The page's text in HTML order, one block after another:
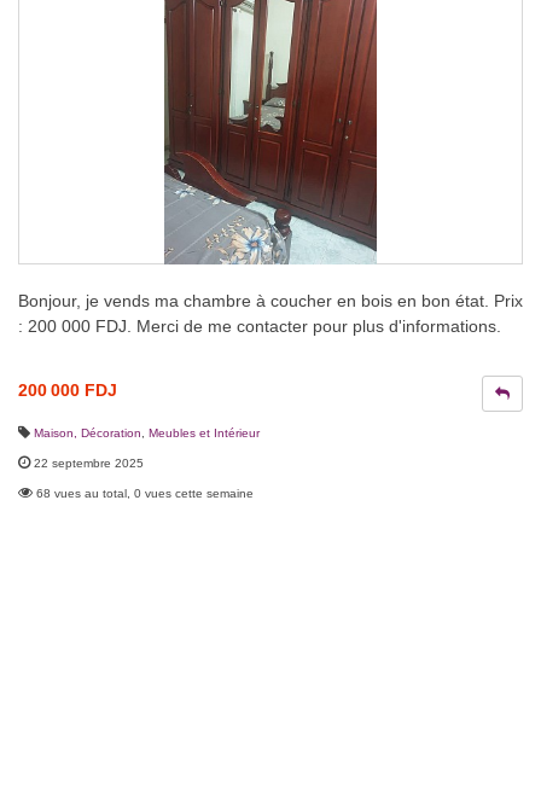
Bonjour, je vends ma chambre à coucher en bois en bon état. Prix
: 200 000 FDJ. Merci de me contacter pour plus d'informations.
200 000 FDJ
Maison, Décoration Meubles et Intérieur
22 septembre 2025
68 vues au total, 0 vues cette semaine